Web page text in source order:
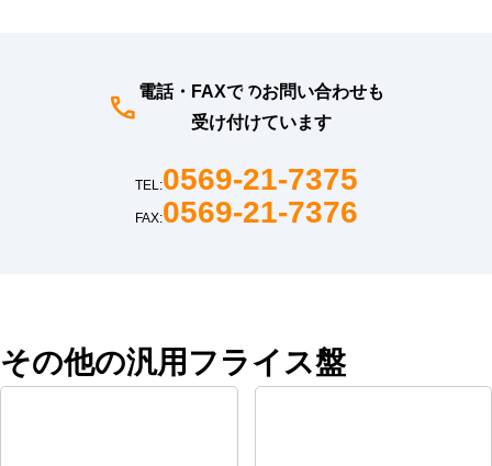
電話・FAXでのお問い合わせも
受け付けています
TEL:0569-21-7375
FAX:0569-21-7376
その他の汎用フライス盤